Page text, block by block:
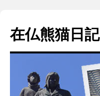
在仏熊猫日記